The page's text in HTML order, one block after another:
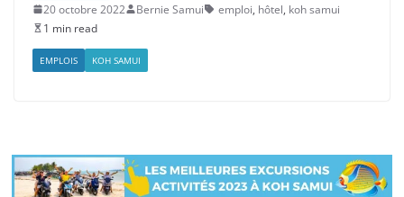
20 octobre 2022 Bernie Samui emploi, hôtel, koh samui
1 min read
EMPLOIS KOH SAMUI